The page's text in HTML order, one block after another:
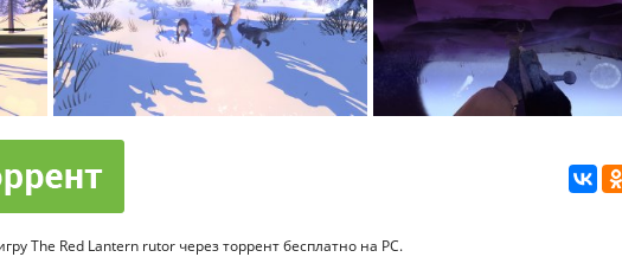
The Red Lantern rutor через торрент бесплатно на PC.